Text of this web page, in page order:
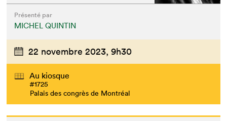
Présenté par
MICHEL QUINTIN
22 novembre 2023, 9h30
Au kiosque
#1725
Palais des congrès de Montréal